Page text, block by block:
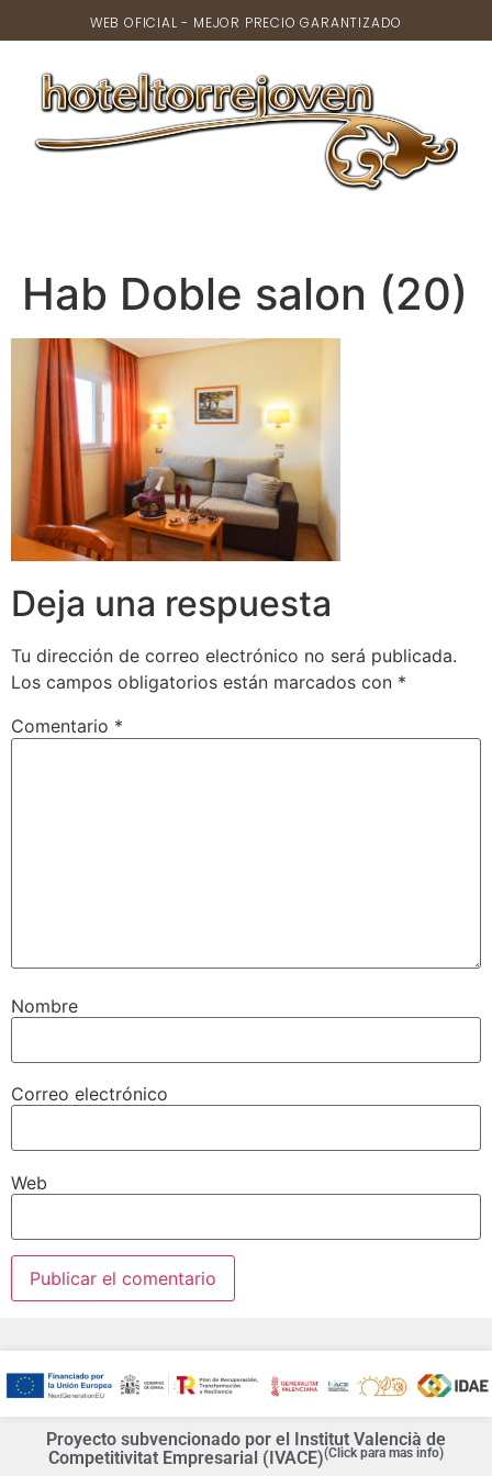
WEB OFICIAL - MEJOR PRECIO GARANTIZADO
Hab Doble salon (20)
Deja una respuesta
Tu dirección de correo electrónico no será publicada.
Los campos obligatorios están marcados con *
Comentario *
Nombre
Correo electrónico
Web
Proyecto subvencionado por el Institut Valencià de
Competitivitat Empresarial (IVACE)(Click para mas info)